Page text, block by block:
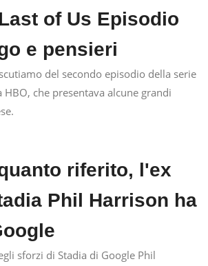
of Us Episodio
e pensieri
del secondo episodio della serie
HBO, che presentava alcune grandi
riferito, l'ex
Phil Harrison ha
sforzi di Stadia di Google Phil